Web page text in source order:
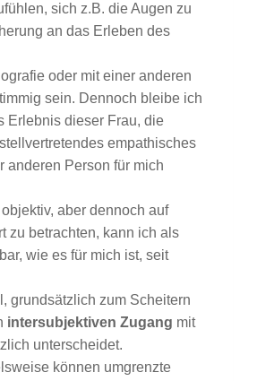
sich z.B. die Augen zu
an das Erleben des
oder mit einer anderen
sein. Dennoch bleibe ich
Erlebnis dieser Frau, die
empathisches
anderen Person für mich
aber dennoch auf
zu betrachten, kann ich als
wie es für mich ist, seit
grundsätzlich zum Scheitern
intersubjektiven Zugang mit
unterscheidet.
können umgrenzte